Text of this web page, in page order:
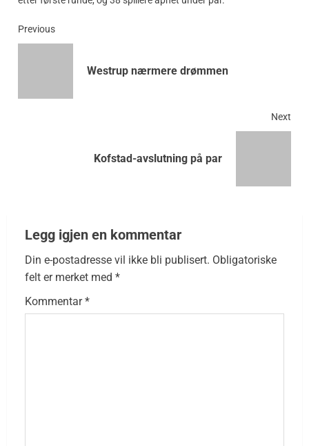
Previous
Westrup nærmere drømmen
Next
Kofstad-avslutning på par
Legg igjen en kommentar
Din e-postadresse vil ikke bli publisert. Obligatoriske
felt er merket med *
Kommentar*